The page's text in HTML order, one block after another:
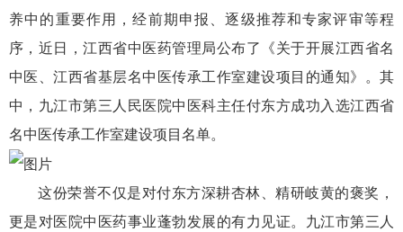
养中的重要作用，经前期申报、逐级推荐和专家评审等程
序，近日，江西省中医药管理局公布了《关于开展江西省名
中医、江西省基层名中医传承工作室建设项目的通知》。其
中，九江市第三人民医院中医科主任付东方成功入选江西省
名中医传承工作室建设项目名单。
这份荣誉不仅是对付东方深耕杏林、精研岐黄的褒奖，
更是对医院中医药事业蓬勃发展的有力见证。九江市第三人